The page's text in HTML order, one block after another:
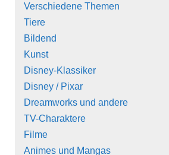
Verschiedene Themen
Tiere
Bildend
Kunst
Disney-Klassiker
Disney / Pixar
Dreamworks und andere
TV-Charaktere
Filme
Animes und Mangas